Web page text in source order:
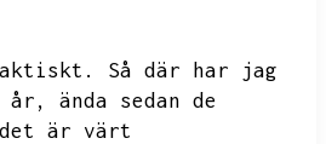
Så där har jag
år,
ända sedan de
det är värt